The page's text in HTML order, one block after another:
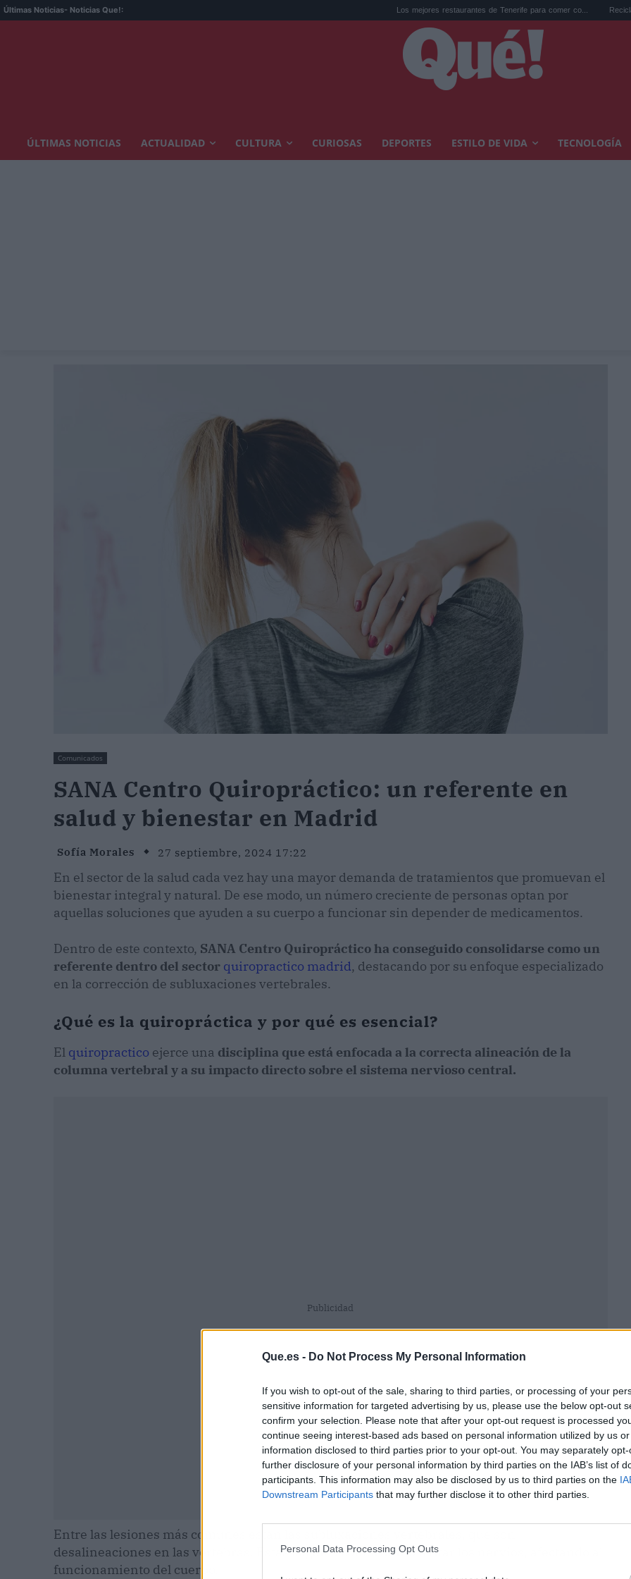
Que.es - Do Not Process My Personal Information
If you wish to opt-out of the sale, sharing to third parties, or processing of your
sensitive information for targeted advertising by us, please use the below opt-out
confirm your selection. Please note that after your opt-out request is processed
continue seeing interest-based ads based on personal information utilized by us
information disclosed to third parties prior to your opt-out. You may separately
further disclosure of your personal information by third parties on the IAB’s list of
participants. This information may also be disclosed by us to third parties on the
Downstream Participants that may further disclose it to other third parties.
Personal Data Processing Opt Outs
Últimas Noticias- Noticias Que!: Los mejores restaurantes de Tenerife para comer co... Reciclar cápsulas de
ÚLTIMAS NOTICIAS ACTUALIDAD CULTURA CURIOSAS DEPORTES ESTILO DE VIDA TECNOLOGÍA
Comunicados
SANA Centro Quiropráctico: un referente en
salud y bienestar en Madrid
Sofía Morales 27 septiembre, 2024 17:22
En el sector de la salud cada vez hay una mayor demanda de tratamientos que promuevan el
bienestar integral y natural. De ese modo, un número creciente de personas optan por
aquellas soluciones que ayuden a su cuerpo a funcionar sin depender de medicamentos.
Dentro de este contexto, SANA Centro Quiropráctico ha conseguido consolidarse como un
referente dentro del sector quiropractico madrid, destacando por su enfoque especializado
en la corrección de subluxaciones vertebrales.
¿Qué es la quiropráctica y por qué es esencial?
El quiropractico ejerce una disciplina que está enfocada a la correcta alineación de la
columna vertebral y a su impacto directo sobre el sistema nervioso central.
Publicidad
Entre las lesiones más comunes están las subluxaciones vertebrales, que son
desalineaciones en las vértebras. Estas llegan a comprimir o irritar los nervios, afectando al
funcionamiento del cuerpo.